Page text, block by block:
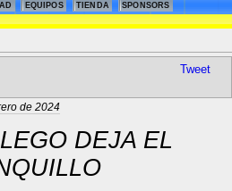
EQUIPOS TIENDA SPONSORS
Tweet
de 2024
DEJA EL